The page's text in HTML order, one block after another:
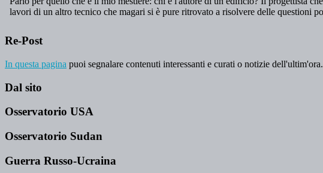
Re-Post
In questa pagina puoi segnalare contenuti interessanti e curati o notizie dell'ultim'ora.
Dal sito
Osservatorio USA
Osservatorio Sudan
Guerra Russo-Ucraina